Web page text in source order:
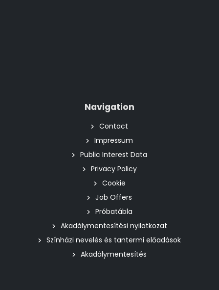
Navigation
Contact
Impressum
Public Interest Data
Privacy Policy
Cookie
Job Offers
Próbatábla
Akadálymentesítési nyilatkozat
Színházi nevelés és tantermi előadások
Akadálymentesítés